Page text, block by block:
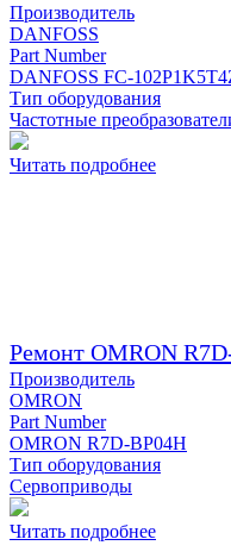
Производитель
DANFOSS
Part Number
DANFOSS FC-
Тип оборудования
Частотные
Читать подробнее
Ремонт OMRON
Производитель
OMRON
Part Number
OMRON R7D-BP04H
Тип оборудования
Сервоприводы
Читать подробнее